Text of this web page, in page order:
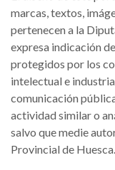
marcas, textos,
pertenecen a la
expresa indicación
protegidos por los
intelectual e
comunicación
actividad similar o
salvo que medie
Provincial de Huesca.